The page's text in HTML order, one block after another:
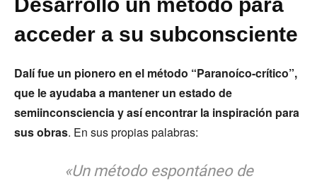
Desarrolló un método para
acceder a su subconsciente
Dalí fue un pionero en el método “Paranoíco-crítico”,
que le ayudaba a mantener un estado de
semiinconsciencia y así encontrar la inspiración para
sus obras. En sus propias palabras:
«Un método espontáneo de